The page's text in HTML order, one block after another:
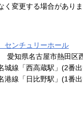
変更する場合がありま
ンチュリーホール
愛知県名古屋市熱田区
城線「西高蔵駅」(2番
日比野駅」(1番出口